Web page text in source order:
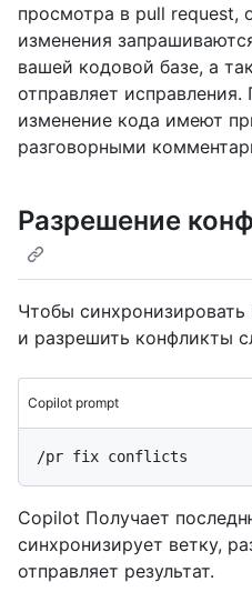
просмотра в pull request,
изменения
вашей кодовой базе, а
отправляет
изменение кода имеют
разговорными
Разрешение
Чтобы
и разрешить конфликты
Copilot prompt
Copilot Получает
синхронизирует ветку,
отправляет результат.